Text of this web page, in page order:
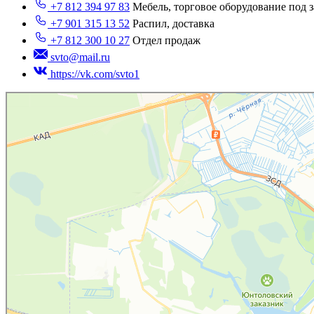
+7 812 394 97 83 Мебель, торговое оборудование под
+7 901 315 13 52 Распил, доставка
+7 812 300 10 27 Отдел продаж
svto@mail.ru
https://vk.com/svto1